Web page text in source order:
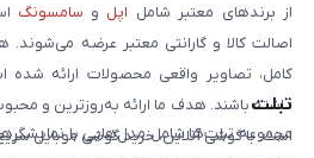
از برندهای معتبر شامل اپل و سامسونگ
اصالت کالا و گارانتی معتبر عرضه
کامل، تصاویر واقعی محصولات ارائه شده
داشته باشند. هدف ما ارائه به‌روزترین و
است. با گوشی آنلاین، خرید گوشی موبایل
تبلت
مجموعه تبلت‌ها شامل مدل‌هایی با